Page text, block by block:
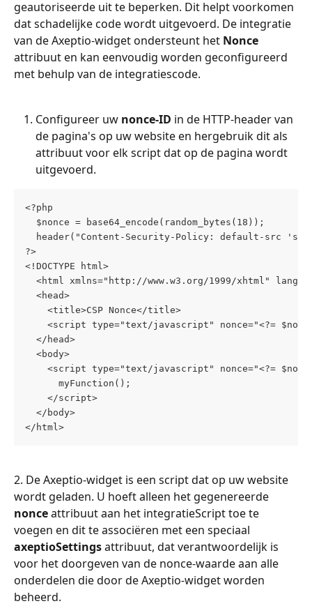
geautoriseerde uit te beperken. Dit helpt voorkomen
dat schadelijke code wordt uitgevoerd. De integratie
van de Axeptio-widget ondersteunt het Nonce
attribuut en kan eenvoudig worden geconfigureerd
met behulp van de integratiescode.
Configureer uw nonce-ID in de HTTP-header van
de pagina's op uw website en hergebruik dit als
attribuut voor elk script dat op de pagina wordt
uitgevoerd.
<?php
  $nonce = base64_encode(random_bytes(18));
header("Content-Security-Policy: default-src
?>
<!DOCTYPE html>
<html xmlns="http://www.w3.org/1999/xhtml"
  <head>
    <title>CSP Nonce</title>
<script type="text/javascript" nonce="<?=
  </head>
  <body>
<script type="text/javascript"
      myFunction();
    </script>
  </body>
</html>
2. De Axeptio-widget is een script dat op uw website
wordt geladen. U hoeft alleen het gegenereerde
nonce attribuut aan het integratieScript toe te
voegen en dit te associëren met een speciaal
axeptioSettings attribuut, dat verantwoordelijk is
voor het doorgeven van de nonce-waarde aan alle
onderdelen die door de Axeptio-widget worden
beheerd.